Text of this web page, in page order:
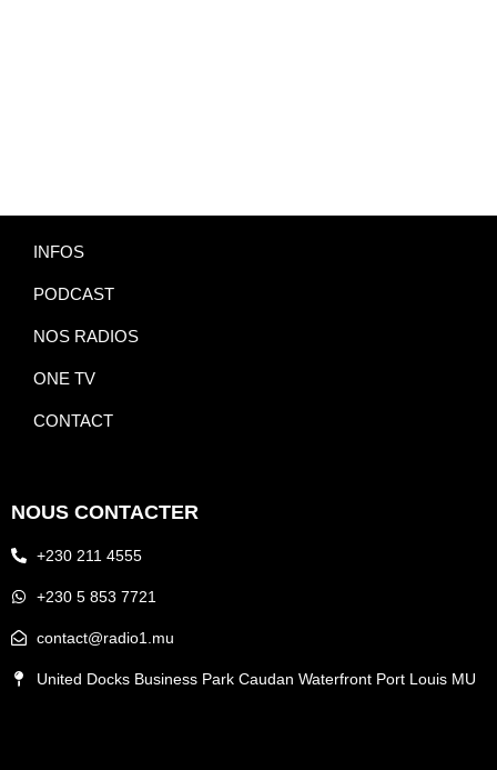
INFOS
PODCAST
NOS RADIOS
ONE TV
CONTACT
NOUS CONTACTER
+230 211 4555
+230 5 853 7721
contact@radio1.mu
United Docks Business Park Caudan Waterfront Port Louis MU